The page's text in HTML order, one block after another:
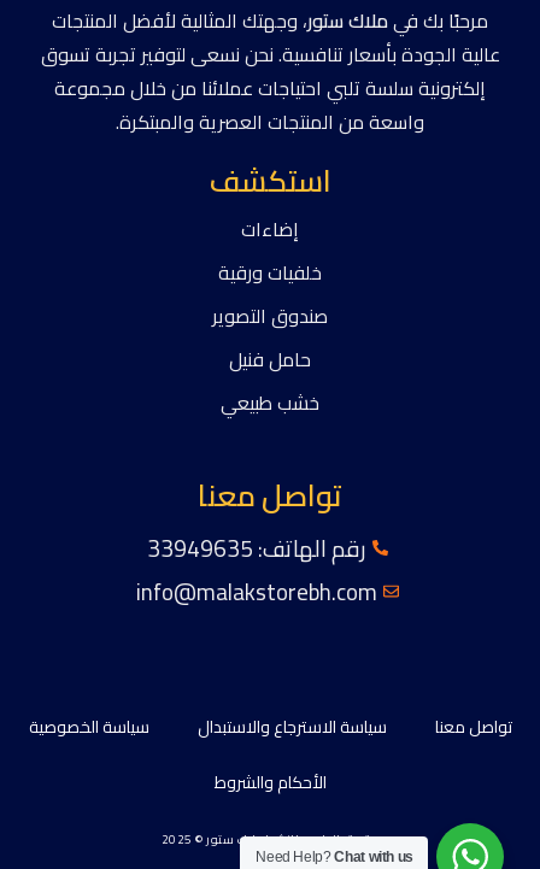
مرحبًا بك فيملاك ستور، وجهتك المثالية لأفضل المنتجات
عالية الجودة بأسعار تنافسية. نحن نسعى لتوفير تجربة تسوق
إلكترونية سلسة تلبي احتياجات عملائنا من خلال مجموعة
واسعة من المنتجات العصرية والمبتكرة.
استكشف
إضاءات
خلفيات ورقية
صندوق التصوير
حامل فنيل
خشب طبيعي
تواصل معنا
رقم الهاتف: 33949635
info@malakstorebh.com
تواصل معنا سياسة الاسترجاع والاستبدال
سياسة الخصوصية
الأحكام والشروط
حقوق الطبع والنشر لملاك ستور © 2025
Need Help?Chat with us